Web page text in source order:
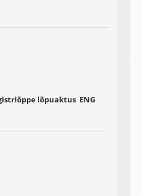
lõpuaktus ENG